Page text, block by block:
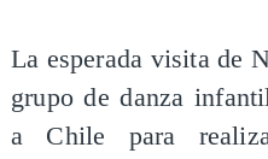
La esperada visita de
grupo de danza
a Chile para